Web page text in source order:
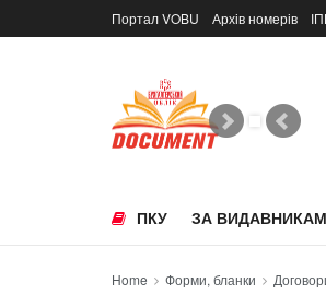
Портал VOBU Архів номерів
ПКУ ЗА
Home Форми, бланки